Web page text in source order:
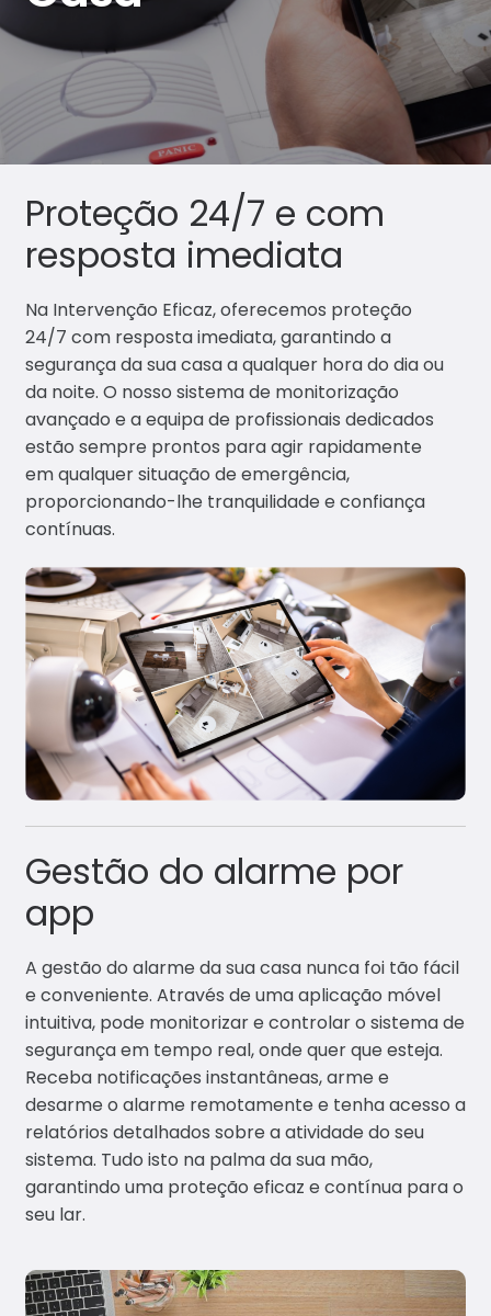
os
Agent
es
Portfó
Proteção 24/7 e com
resposta imediata
Na Intervenção Eficaz, oferecemos proteção
24/7 com resposta imediata, garantindo a
segurança da sua casa a qualquer hora do dia ou
da noite. O nosso sistema de monitorização
avançado e a equipa de profissionais dedicados
estão sempre prontos para agir rapidamente
em qualquer situação de emergência,
proporcionando-lhe tranquilidade e confiança
contínuas.
Gestão do alarme por
app
A gestão do alarme da sua casa nunca foi tão fácil
e conveniente. Através de uma aplicação móvel
intuitiva, pode monitorizar e controlar o sistema de
segurança em tempo real, onde quer que esteja.
Receba notificações instantâneas, arme e
desarme o alarme remotamente e tenha acesso a
relatórios detalhados sobre a atividade do seu
sistema. Tudo isto na palma da sua mão,
garantindo uma proteção eficaz e contínua para o
seu lar.